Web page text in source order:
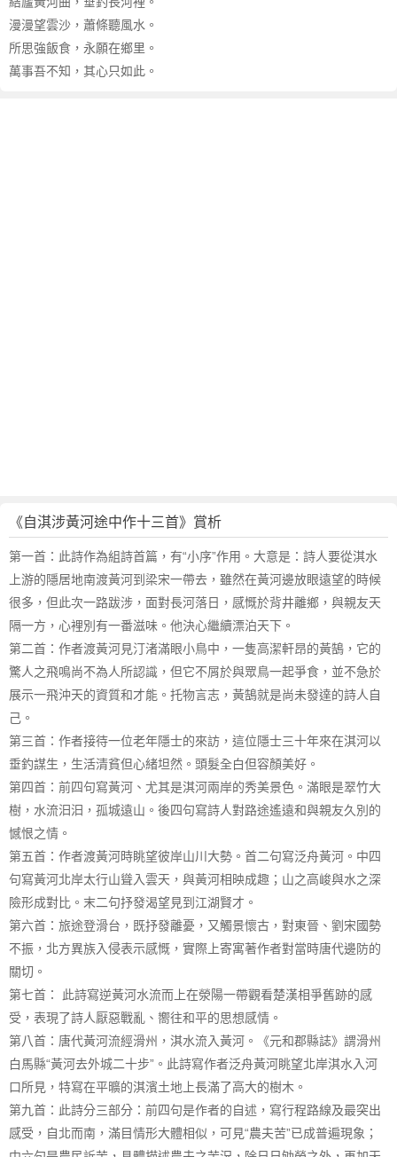
漫漫望雲沙，蕭條聽風水。
所思強飯食，永願在鄉里。
萬事吾不知，其心只如此。
《自淇涉黃河途中作十三首》賞析
第一首：此詩作為組詩首篇，有“小序”作用。大意是：詩人要從淇水
上游的隱居地南渡黃河到梁宋一帶去，雖然在黃河邊放眼遠望的時候
很多，但此次一路跋涉，面對長河落日，感慨於背井離鄉，與親友天
隔一方，心裡別有一番滋味。他決心繼續漂泊天下。
第二首：作者渡黃河見汀渚滿眼小鳥中，一隻高潔軒昂的黃鵠，它的
驚人之飛鳴尚不為人所認識，但它不屑於與眾鳥一起爭食，並不急於
展示一飛沖天的資質和才能。托物言志，黃鵠就是尚未發達的詩人自
己。
第三首：作者接待一位老年隱士的來訪，這位隱士三十年來在淇河以
垂釣謀生，生活清貧但心緒坦然。頭髮全白但容顏美好。
第四首：前四句寫黃河、尤其是淇河兩岸的秀美景色。滿眼是翠竹大
樹，水流汩汩，孤城遠山。後四句寫詩人對路途遙遠和與親友久別的
憾恨之情。
第五首：作者渡黃河時眺望彼岸山川大勢。首二句寫泛舟黃河。中四
句寫黃河北岸太行山聳入雲天，與黃河相映成趣；山之高峻與水之深
險形成對比。末二句抒發渴望見到江湖賢才。
第六首：旅途登滑台，既抒發離憂，又觸景懷古，對東晉、劉宋國勢
不振，北方異族入侵表示感慨，實際上寄寓著作者對當時唐代邊防的
關切。
第七首： 此詩寫逆黃河水流而上在滎陽一帶觀看楚漢相爭舊跡的感
受，表現了詩人厭惡戰亂、嚮往和平的思想感情。
第八首：唐代黃河流經滑州，淇水流入黃河。《元和郡縣誌》謂滑州
白馬縣“黃河去外城二十步”。此詩寫作者泛舟黃河眺望北岸淇水入河
口所見，特寫在平曠的淇濱土地上長滿了高大的樹木。
第九首：此詩分三部分：前四句是作者的自述，寫行程路線及最突出
感受，自北而南，滿目情形大體相似，可見“農夫苦”已成普遍現象；